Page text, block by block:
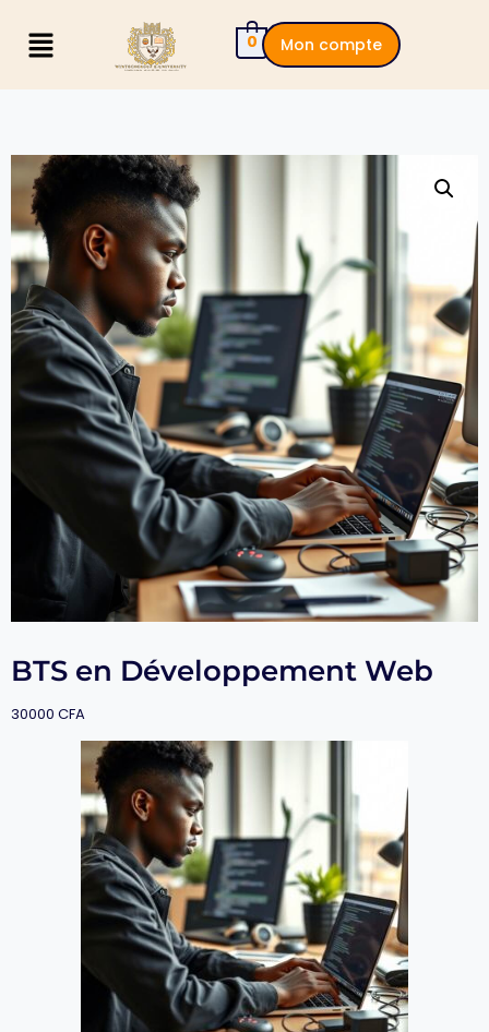
0 Mon compte
BTS en Développement Web
30000 CFA